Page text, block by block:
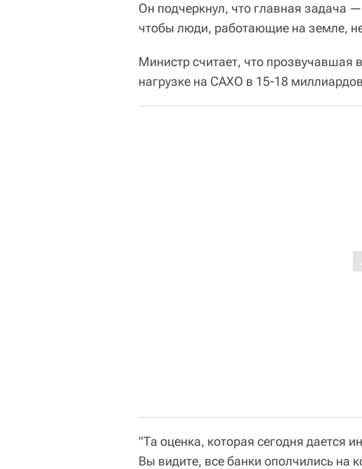
Он подчеркнул, что главная задача
чтобы люди, работающие на земле,
Министр считает, что прозвучавшая
нагрузке на САХО в 15-18
"Та оценка, которая сегодня дается
Вы видите, все банки ополчились на